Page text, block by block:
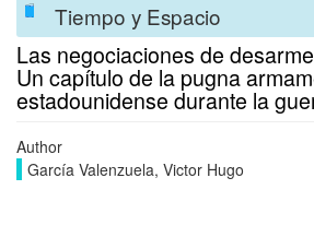
Tiempo y Espacio
Las negociaciones de
Un capítulo de la pugna
estadounidense durante la
Author
García Valenzuela, Victor Hugo